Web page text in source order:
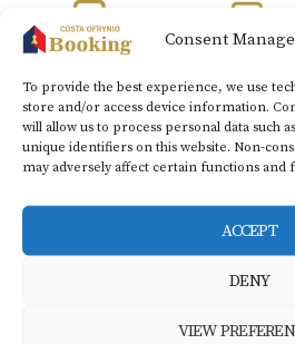
Consent
To provide the best experience, we use
store and/or access device information.
will allow us to process personal data such
unique identifiers on this website. Non-
may adversely affect certain functions and
ACCEPT
DENY
VIEW
плосък екран
Сешоар